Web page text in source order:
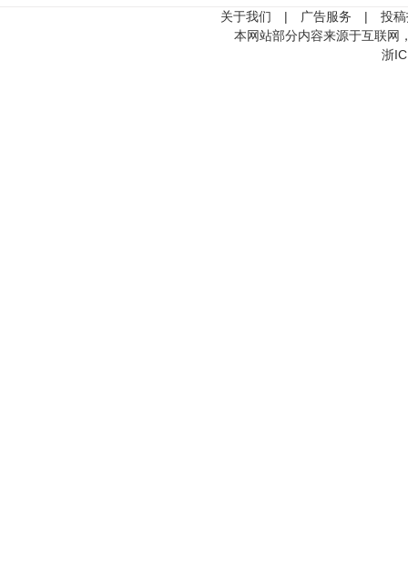
关于我们 | 广告服务 |
投
本网站部分内容来源于互联网
浙